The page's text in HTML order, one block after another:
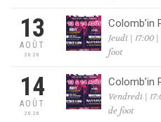
13
AOÛT
2026
Colomb’in
Jeudi | 17:00
foot
14
AOÛT
2026
Colomb’in
Vendredi |
de foot